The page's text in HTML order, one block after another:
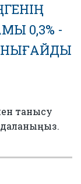
0,3% -
НЫҒАЙДЫ
танысу